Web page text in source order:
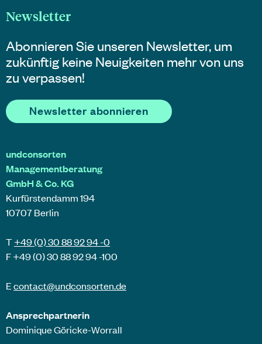
Newsletter
Abonnieren Sie unseren Newsletter, um
zukünftig keine Neuigkeiten mehr von uns
zu verpassen!
Newsletter abonnieren
undconsorten
Managementberatung
GmbH & Co. KG
Kurfürstendamm 194
10707 Berlin
T+49 (0) 30 88 92 94 -0
F +49 (0) 30 88 92 94 -100
Econtact@undconsorten.de
Ansprechpartnerin
Dominique Göricke-Worrall